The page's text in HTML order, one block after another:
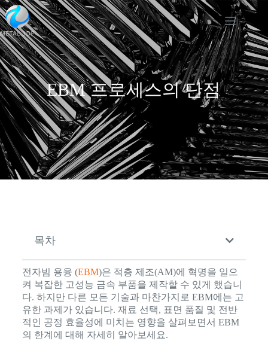
EBM 프로세스의 단점
목차
전자빔 용융 (EBM)은 적층 제조(AM)에 혁명을 일으
켜 복잡한 고성능 금속 부품을 제작할 수 있게 했습니
다. 하지만 다른 모든 기술과 마찬가지로 EBM에는 고
유한 과제가 있습니다. 재료 선택, 표면 품질 및 전반
적인 공정 효율성에 미치는 영향을 살펴보면서 EBM
의 한계에 대해 자세히 알아보세요.